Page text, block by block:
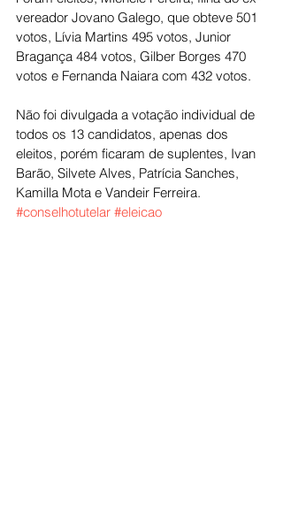
vereador Jovano Galego, que obteve 501
votos, Lívia Martins 495 votos, Junior
Bragança 484 votos, Gilber Borges 470
votos e Fernanda Naiara com 432 votos.
Não foi divulgada a votação individual de
todos os 13 candidatos, apenas dos
eleitos, porém ficaram de suplentes, Ivan
Barão, Silvete Alves, Patrícia Sanches,
Kamilla Mota e Vandeir Ferreira.
#conselhotutelar #eleicao